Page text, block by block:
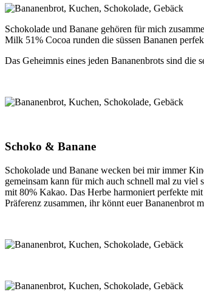
Schokolade und Banane gehören für mich
Milk 51% Cocoa runden die süssen Bananen
Das Geheimnis eines jeden Bananenbrots sind die
Schoko & Banane
Schokolade und Banane wecken bei mir immer
gemeinsam kann für mich auch schnell mal zu viel
mit 80% Kakao. Das Herbe harmoniert perfekte
Präferenz zusammen, ihr könnt euer Bananenbrot